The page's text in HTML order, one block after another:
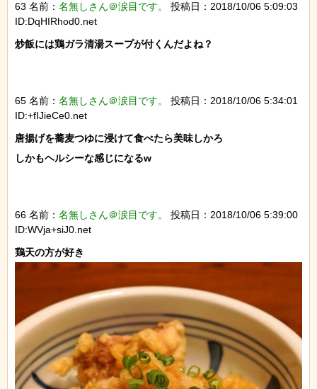
63 名前： 名無しさん＠涙目です。
投稿日：2018/10/06 5:09:03
ID:DqHIRhod0.net
炒飯には鶏ガラ清湯スープが付くんだよね？
65 名前： 名無しさん＠涙目です。
投稿日：2018/10/06 5:34:01
ID:+fIJieCe0.net
唐揚げを蕎麦つゆに浸けて食べたら美味しかろ
しかもヘルシーな感じになるw
66 名前： 名無しさん＠涙目です。
投稿日：2018/10/06 5:39:00
ID:WVja+siJ0.net